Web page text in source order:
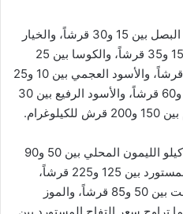
وبحسب النشرة، تراوح سعر كيلو البصل بين 15 و30 قرشاً، والخيار
بين 10 و30 قرشاً، والبطاطا بين 15 و35 قرشاً، والكوسا بين 25
و35 قرشاً، والزهرة بين 35 و65 قرشاً، والأسود العجمي بين 10 و25
قرشاً، والأسود الكلاسيك بين 35 و60 قرشاً، والأسود الرفيع بين 30
وفي أصناف الفواكه، تراوح سعر كيلو الليمون المحلي بين 50 و90
قرشاً، فيما تراوح سعر الليمون المستورد بين 125 و225 قرشاً،
وسجل الموز البلدي أسعاراً تراوحت بين 50 و85 قرشاً، والموز